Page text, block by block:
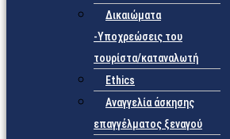
Δικαιώματα
-Υποχρεώσεις του
τουρίστα/καταναλωτή
Ethics
Αναγγελία άσκησης
επαγγέλματος ξεναγού